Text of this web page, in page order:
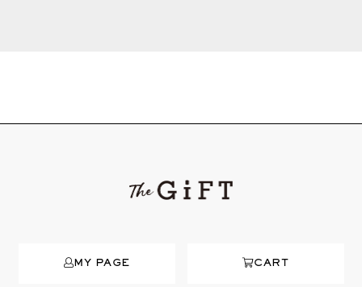
MY PAGE CART